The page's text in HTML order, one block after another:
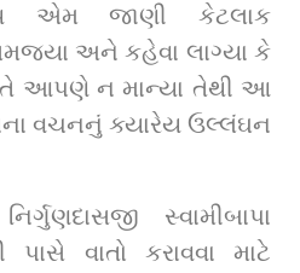
એમ જાણી કેટલાક
અને કહેવા લાગ્યા કે
તે આપણે ન માન્‍યા તેથી આ
વચનનું ક્યારેય ઉલ્લંઘન
સ્‍વામીબાપા
પાસે વાતો કરાવવા માટે